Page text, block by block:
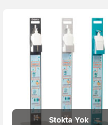
Stokta Yok